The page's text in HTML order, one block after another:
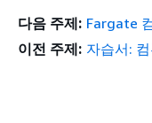
다음 주제: Fargate
이전 주제: 자습서: